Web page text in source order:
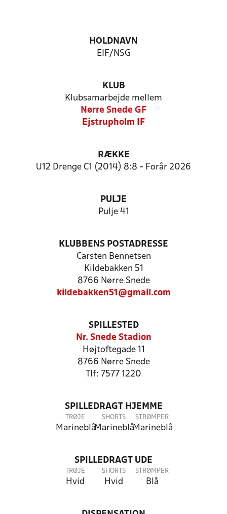
HOLDNAVN
EIF/NSG
KLUB
Klubsamarbejde mellem
Nørre Snede GF
Ejstrupholm IF
RÆKKE
U12 Drenge C1 (2014) 8:8 - Forår 2026
PULJE
Pulje 41
KLUBBENS POSTADRESSE
Carsten Bennetsen
Kildebakken 51
8766 Nørre Snede
kildebakken51@gmail.com
SPILLESTED
Nr. Snede Stadion
Højtoftegade 11
8766 Nørre Snede
Tlf: 7577 1220
SPILLEDRAGT HJEMME
TRØJE
Marineblå
SHORTS
Marineblå
STRØMPER
Marineblå
SPILLEDRAGT UDE
TRØJE
Hvid
SHORTS
Hvid
STRØMPER
Blå